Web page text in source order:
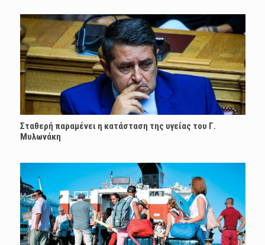
Σταθερή παραμένει η κατάσταση της υγείας του Γ.
Μυλωνάκη